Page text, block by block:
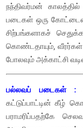
நந்திவர்மன் காலத்தில்
படைகள் ஒரு
சிற்பங்களாகச்
கொண்டதாயும், வீரர்கள்
போலவும் அக்காட்சி
பல்லவப் படைகள் :
கட்டுப்பாட்டின் கீழ்
பராமரிப்பதற்கே